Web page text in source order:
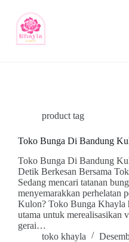
product tag
Toko Bunga Di Bandung
Toko Bunga Di Bandung
Detik Berkesan Bersama
Sedang mencari tatanan
menyemarakkan perhelatan
Kulon? Toko Bunga Khayla
utama untuk merealisasikan
gerai…
toko khayla